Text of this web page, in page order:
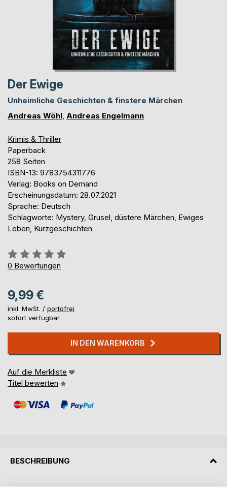
Der Ewige
Unheimliche Geschichten & finstere Märchen
Andreas Wöhl, Andreas Engelmann
Krimis & Thriller
Paperback
258 Seiten
ISBN-13: 9783754311776
Verlag: Books on Demand
Erscheinungsdatum: 28.07.2021
Sprache: Deutsch
Schlagworte: Mystery, Grusel, düstere Märchen, Ewiges
Leben, Kurzgeschichten
Bewertung::
0%
0 Bewertungen
9,99 €
inkl. MwSt. / portofrei
sofort verfügbar
IN DEN WARENKORB
Auf die Merkliste
Titel bewerten
BESCHREIBUNG